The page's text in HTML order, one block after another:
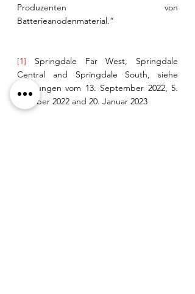
Produzenten von
Batterieanodenmaterial.“
[1] Springdale Far West, Springdale
Central and Springdale South, siehe
Meldungen vom 13. September 2022, 5.
Oktober 2022 and 20. Januar 2023